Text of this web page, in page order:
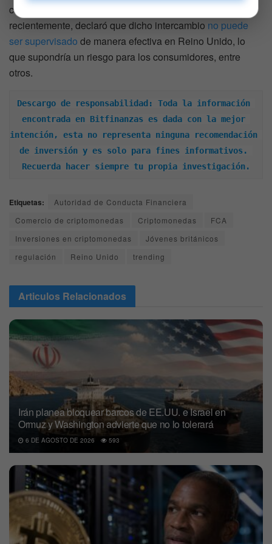
criptomonedas Binance en junio pasado; y más
recientemente, declaró que dicho intercambio no puede
ser supervisado de manera efectiva en Reino Unido, lo
que supondría un riesgo para los consumidores, entre
otros.
Descargo de responsabilidad: Toda la información
encontrada en Bitfinanzas es dada con la mejor
intención, esta no representa ninguna recomendación
de inversión y es solo para fines informativos.
Recuerda hacer siempre tu propia investigación.
Etiquetas:
Autoridad de Conducta Financiera
Comercio de criptomonedas
Criptomonedas
FCA
Inversiones en criptomonedas
Jóvenes británicos
regulación
Reino Unido trending
Articulos Relacionados
Irán planea bloquear barcos de EE.UU. e Israel en
Ormuz y Washington advierte que no lo tolerará
6 DE AGOSTO DE 2026 593